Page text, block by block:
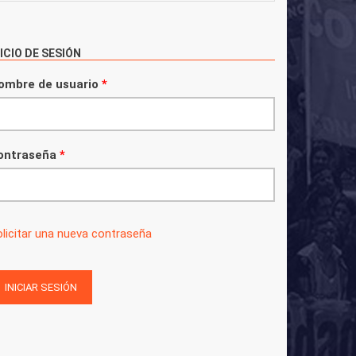
DE SESIÓN
de usuario *
*
una nueva contraseña